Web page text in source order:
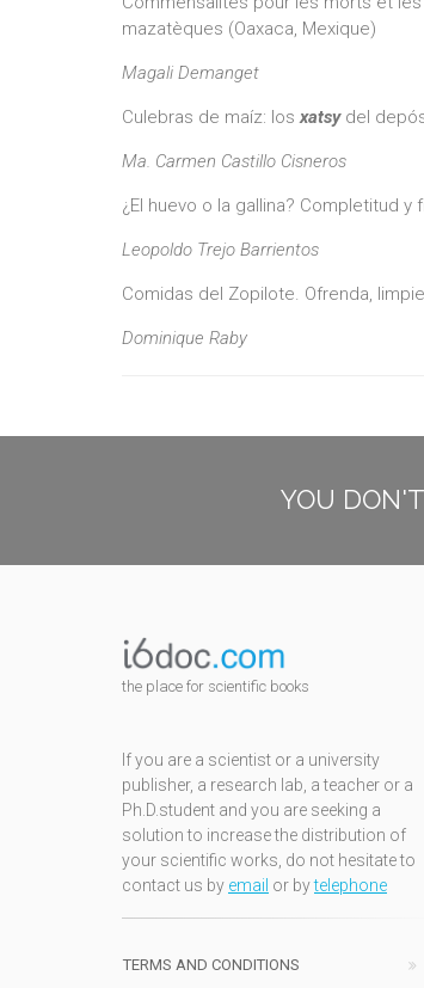
mazatèques (Oaxaca, Mexique)
Magali Demanget
Culebras de maíz: losxatsy del
Ma. Carmen Castillo Cisneros
¿El huevo o la gallina? Completitud
Leopoldo Trejo Barrientos
Comidas del Zopilote. Ofrenda,
Dominique Raby
YOU
the place for scientific books
If you are a scientist or a university
publisher, a research lab, a teacher or a
Ph.D.student and you are seeking a
solution to increase the distribution of
your scientific works, do not hesitate to
contact us by email or bytelephone
TERMS AND CONDITIONS